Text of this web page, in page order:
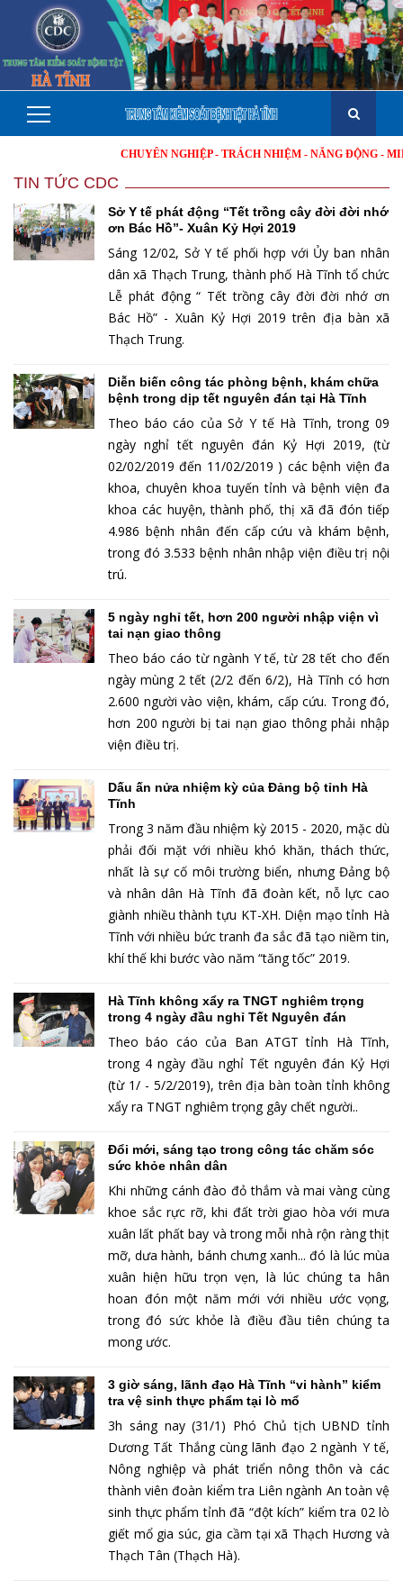
CHUYÊN NGHIỆP - TRÁCH NHIỆM - NĂNG ĐỘNG - MINH
TIN TỨC CDC
Sở Y tế phát động “Tết trồng cây đời đời nhớ
ơn Bác Hồ”- Xuân Kỷ Hợi 2019
Sáng 12/02, Sở Y tế phối hợp với Ủy ban nhân
dân xã Thạch Trung, thành phố Hà Tĩnh tổ chức
Lễ phát động “ Tết trồng cây đời đời nhớ ơn
Bác Hồ” - Xuân Kỷ Hợi 2019 trên địa bàn xã
Thạch Trung.
Diễn biến công tác phòng bệnh, khám chữa
bệnh trong dịp tết nguyên đán tại Hà Tĩnh
Theo báo cáo của Sở Y tế Hà Tĩnh, trong 09
ngày nghỉ tết nguyên đán Kỷ Hợi 2019, (từ
02/02/2019 đến 11/02/2019 ) các bệnh viện đa
khoa, chuyên khoa tuyến tỉnh và bệnh viện đa
khoa các huyện, thành phố, thị xã đã đón tiếp
4.986 bệnh nhân đến cấp cứu và khám bệnh,
trong đó 3.533 bệnh nhân nhập viện điều trị nội
trú.
5 ngày nghỉ tết, hơn 200 người nhập viện vì
tai nạn giao thông
Theo báo cáo từ ngành Y tế, từ 28 tết cho đến
ngày mùng 2 tết (2/2 đến 6/2), Hà Tĩnh có hơn
2.600 người vào viện, khám, cấp cứu. Trong đó,
hơn 200 người bị tai nạn giao thông phải nhập
viện điều trị.
Dấu ấn nửa nhiệm kỳ của Đảng bộ tỉnh Hà
Tĩnh
Trong 3 năm đầu nhiệm kỳ 2015 - 2020, mặc dù
phải đối mặt với nhiều khó khăn, thách thức,
nhất là sự cố môi trường biển, nhưng Đảng bộ
và nhân dân Hà Tĩnh đã đoàn kết, nỗ lực cao
giành nhiều thành tựu KT-XH. Diện mạo tỉnh Hà
Tĩnh với nhiều bức tranh đa sắc đã tạo niềm tin,
khí thế khi bước vào năm “tăng tốc” 2019.
Hà Tĩnh không xẩy ra TNGT nghiêm trọng
trong 4 ngày đầu nghỉ Tết Nguyên đán
Theo báo cáo của Ban ATGT tỉnh Hà Tĩnh,
trong 4 ngày đầu nghỉ Tết nguyên đán Kỷ Hợi
(từ 1/ - 5/2/2019), trên địa bàn toàn tỉnh không
xẩy ra TNGT nghiêm trọng gây chết người..
Ðổi mới, sáng tạo trong công tác chăm sóc
sức khỏe nhân dân
Khi những cánh đào đỏ thắm và mai vàng cùng
khoe sắc rực rỡ, khi đất trời giao hòa với mưa
xuân lất phất bay và trong mỗi nhà rộn ràng thịt
mỡ, dưa hành, bánh chưng xanh... đó là lúc mùa
xuân hiện hữu trọn vẹn, là lúc chúng ta hân
hoan đón một năm mới với nhiều ước vọng,
trong đó sức khỏe là điều đầu tiên chúng ta
mong ước.
3 giờ sáng, lãnh đạo Hà Tĩnh “vi hành” kiểm
tra vệ sinh thực phẩm tại lò mổ
3h sáng nay (31/1) Phó Chủ tịch UBND tỉnh
Dương Tất Thắng cùng lãnh đạo 2 ngành Y tế,
Nông nghiệp và phát triển nông thôn và các
thành viên đoàn kiểm tra Liên ngành An toàn vệ
sinh thực phẩm tỉnh đã “đột kích” kiểm tra 02 lò
giết mổ gia súc, gia cầm tại xã Thạch Hương và
Thạch Tân (Thạch Hà).